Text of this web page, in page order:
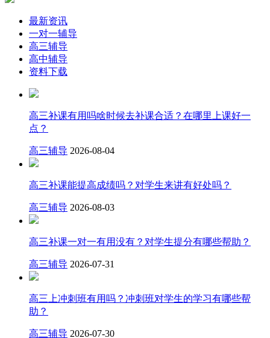
最新资讯
一对一辅导
高三辅导
高中辅导
资料下载
高三补课有用吗啥时候去补课合适？在哪里上课好一
点？
高三辅导 2026-08-04
高三补课能提高成绩吗？对学生来讲有好处吗？
高三辅导 2026-08-03
高三补课一对一有用没有？对学生提分有哪些帮助？
高三辅导 2026-07-31
高三上冲刺班有用吗？冲刺班对学生的学习有哪些帮
助？
高三辅导 2026-07-30